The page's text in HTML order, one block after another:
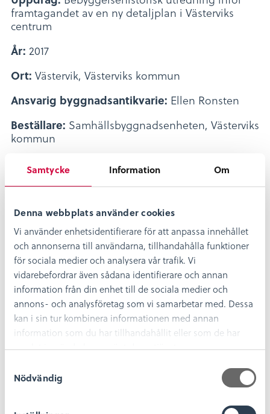
Samtycke Information Om
Denna webbplats använder cookies
Vi använder enhetsidentifierare för att anpassa innehållet
och annonserna till användarna, tillhandahålla funktioner
för sociala medier och analysera vår trafik. Vi
vidarebefordrar även sådana identifierare och annan
information från din enhet till de sociala medier och
annons- och analysföretag som vi samarbetar med. Dessa
kan i sin tur kombinera informationen med annan
information som du har tillhandahållit eller som de har
samlat in när du har använt deras tjänster.
Nödvändig
framtagandet av en ny detaljplan i Västerviks
centrum
År: 2017
Ort: Västervik, Västerviks kommun
Ansvarig byggnadsantikvarie: Ellen Ronsten
Beställare: Samhällsbyggnadsenheten, Västerviks
kommun
Rapport:
Bebyggelsehistorisk utredning inför
framtagandet av en ny detaljplan i Västerviks
centrum (pdf)